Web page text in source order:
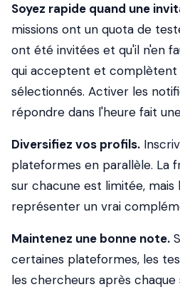
Soyez rapide quand une
missions ont un quota de
ont été invitées et qu'il n'en
qui acceptent et
sélectionnés. Activer les
répondre dans l'heure fait
Diversifiez vos profils.
plateformes en parallèle. La
sur chacune est limitée,
représenter un vrai
Maintenez une bonne note.
certaines plateformes, les
les chercheurs après chaque